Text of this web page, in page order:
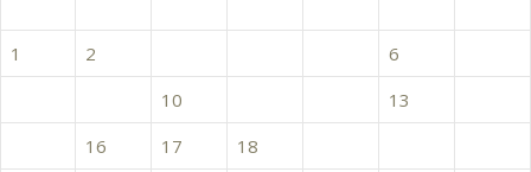
1
2 6
10 13
16 17 18